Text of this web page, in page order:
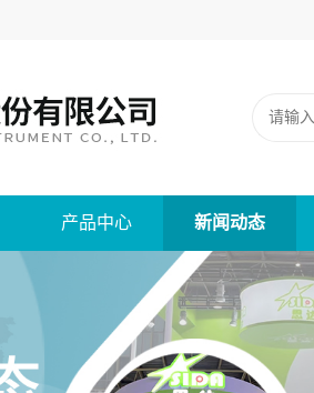
产品中心 新闻动态